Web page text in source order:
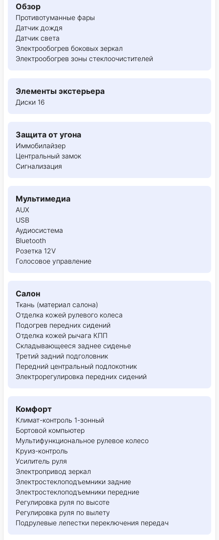
Обзор
Противотуманные фары
Датчик дождя
Датчик света
Электрообогрев боковых зеркал
Электрообогрев зоны стеклоочистителей
Элементы экстерьера
Диски 16
Защита от угона
Иммобилайзер
Центральный замок
Сигнализация
Мультимедиа
AUX
USB
Аудиосистема
Bluetooth
Розетка 12V
Голосовое управление
Салон
Ткань (материал салона)
Отделка кожей рулевого колеса
Подогрев передних сидений
Отделка кожей рычага КПП
Складывающееся заднее сиденье
Третий задний подголовник
Передний центральный подлокотник
Электрорегулировка передних сидений
Комфорт
Климат-контроль 1-зонный
Бортовой компьютер
Мультифункциональное рулевое колесо
Круиз-контроль
Усилитель руля
Электропривод зеркал
Электростеклоподъемники задние
Электростеклоподъемники передние
Регулировка руля по высоте
Регулировка руля по вылету
Подрулевые лепестки переключения передач